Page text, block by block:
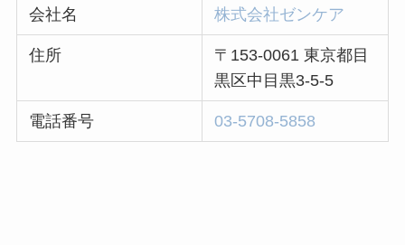
会社名 株式会社ゼンケア
住所
〒153-0061 東京都目
黒区中目黒3-5-5
電話番号 03-5708-5858